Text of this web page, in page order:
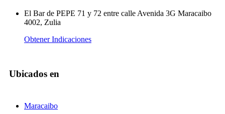
El Bar de PEPE 71 y 72 entre calle Avenida 3G Maracaibo
4002, Zulia
Obtener Indicaciones
Ubicados en
Maracaibo